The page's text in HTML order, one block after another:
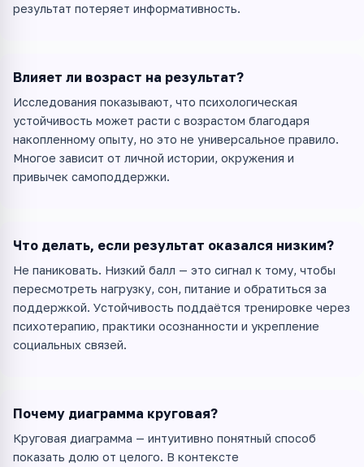
результат потеряет информативность.
Влияет ли возраст на результат?
Исследования показывают, что психологическая
устойчивость может расти с возрастом благодаря
накопленному опыту, но это не универсальное правило.
Многое зависит от личной истории, окружения и
привычек самоподдержки.
Что делать, если результат оказался низким?
Не паниковать. Низкий балл — это сигнал к тому, чтобы
пересмотреть нагрузку, сон, питание и обратиться за
поддержкой. Устойчивость поддаётся тренировке через
психотерапию, практики осознанности и укрепление
социальных связей.
Почему диаграмма круговая?
Круговая диаграмма — интуитивно понятный способ
показать долю от целого. В контексте